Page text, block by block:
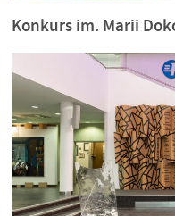
Konkurs im. Marii